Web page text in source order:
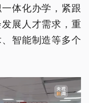
体化办学，紧跟
展人才需求，重
智能制造等多个